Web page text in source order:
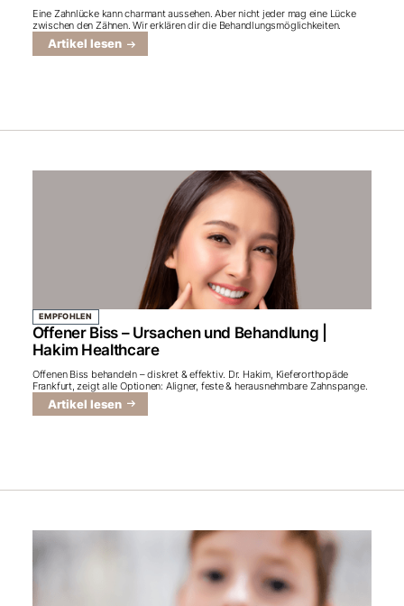
Eine Zahnlücke kann charmant aussehen. Aber nicht jeder mag eine Lücke
zwischen den Zähnen. Wir erklären dir die Behandlungsmöglichkeiten.
Artikel lesen
EMPFOHLEN
Offener Biss – Ursachen und Behandlung |
Hakim Healthcare
Offenen Biss behandeln – diskret & effektiv. Dr. Hakim, Kieferorthopäde
Frankfurt, zeigt alle Optionen: Aligner, feste & herausnehmbare Zahnspange.
Artikel lesen